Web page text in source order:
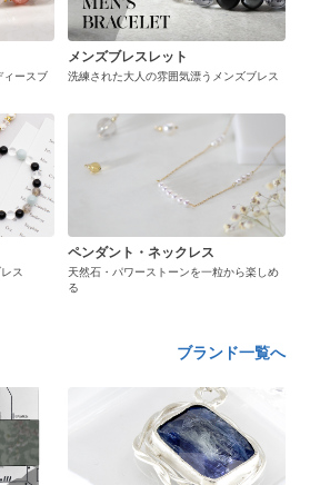
ィースブ
メンズブレスレット
洗練された大人の雰囲気漂うメンズブレス
ス
ペンダント・ネックレス
天然石・パワーストーンを一粒から楽しめ
る
ブランド一覧へ